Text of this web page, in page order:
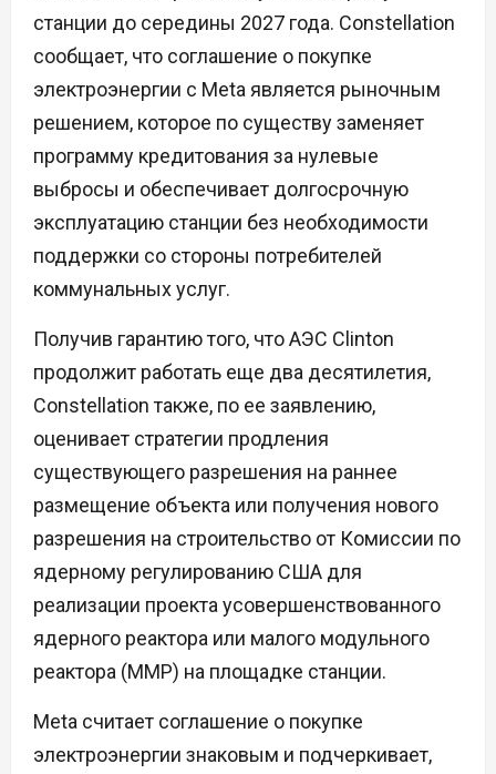
станции до середины 2027 года. Constellation
сообщает, что соглашение о покупке
электроэнергии с Meta является рыночным
решением, которое по существу заменяет
программу кредитования за нулевые
выбросы и обеспечивает долгосрочную
эксплуатацию станции без необходимости
поддержки со стороны потребителей
коммунальных услуг.
Получив гарантию того, что АЭС Clinton
продолжит работать еще два десятилетия,
Constellation также, по ее заявлению,
оценивает стратегии продления
существующего разрешения на раннее
размещение объекта или получения нового
разрешения на строительство от Комиссии по
ядерному регулированию США для
реализации проекта усовершенствованного
ядерного реактора или малого модульного
реактора (ММР) на площадке станции.
Meta считает соглашение о покупке
электроэнергии знаковым и подчеркивает,